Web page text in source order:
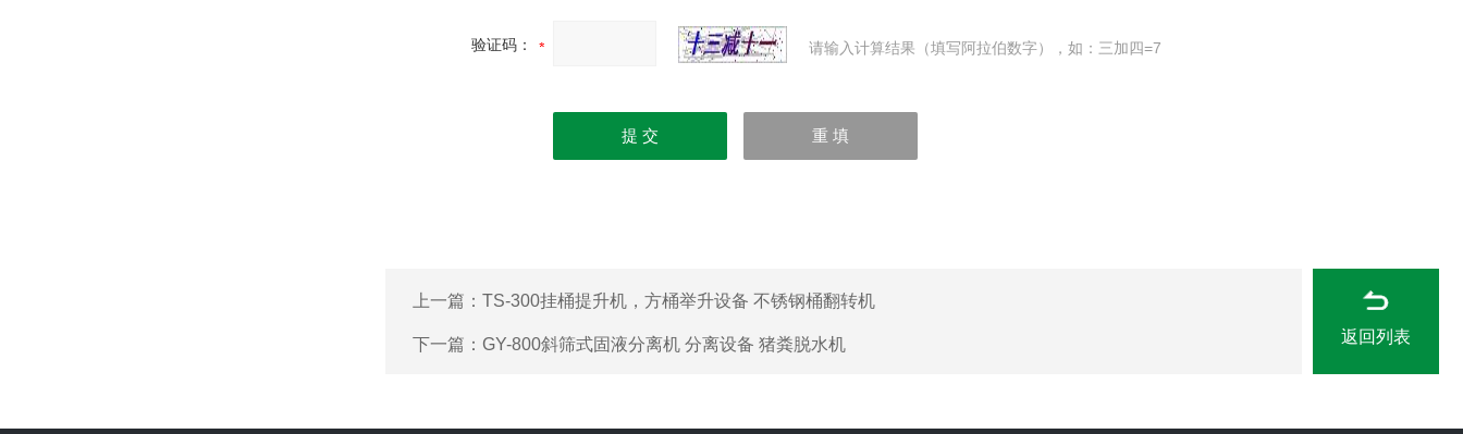
验证码： 请输入计算结果（填写阿拉伯数字），如：三加四=7
上一篇： TS-300挂桶提升机，方桶举升设备 不锈钢桶翻转机
下一篇： GY-800斜筛式固液分离机 分离设备 猪粪脱水机 返回列表